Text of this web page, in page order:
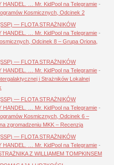
HANDEL. … Mr. KidPool na Telegramie -
Kosmicznych, Odcinek 2
— FLOTA STRAŻNIKÓW
HANDEL. … Mr. KidPool na Telegramie -
Odcinek 8 – Grupa Oriona,
— FLOTA STRAŻNIKÓW
HANDEL. … Mr. KidPool na Telegramie -
i Strażników Lokalnej
— FLOTA STRAŻNIKÓW
HANDEL. … Mr. KidPool na Telegramie -
Kosmicznych, Odcinek 6 –
zgromadzeniu MKK – Recenzja
— FLOTA STRAŻNIKÓW
HANDEL. … Mr. KidPool na Telegramie -
Z WILLIAMEM TOMPKINSEM